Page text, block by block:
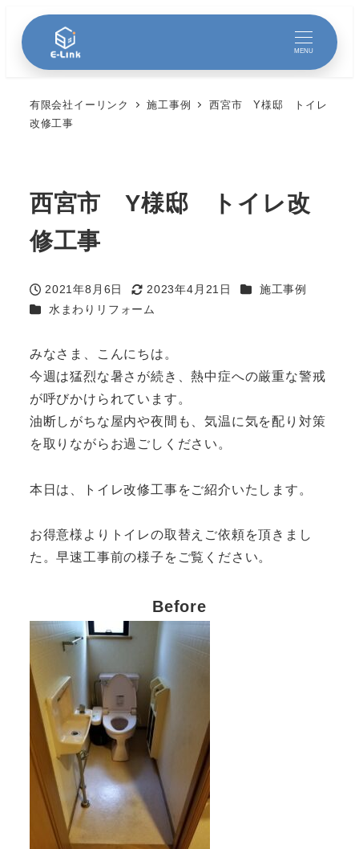
MENU
有限会社イーリンク 施工事例
西宮市 Y様邸 トイレ
改修工事
西宮市 Y様邸 トイレ改
修工事
投稿日
2021年8月6日
更新日
2023年4月21日 カテゴリー
施工事例
カテゴリー
水まわりリフォーム
みなさま、こんにちは。
今週は猛烈な暑さが続き、熱中症への厳重な警戒
が呼びかけられています。
油断しがちな屋内や夜間も、気温に気を配り対策
を取りながらお過ごしください。
本日は、トイレ改修工事をご紹介いたします。
お得意様よりトイレの取替えご依頼を頂きまし
た。早速工事前の様子をご覧ください。
Before